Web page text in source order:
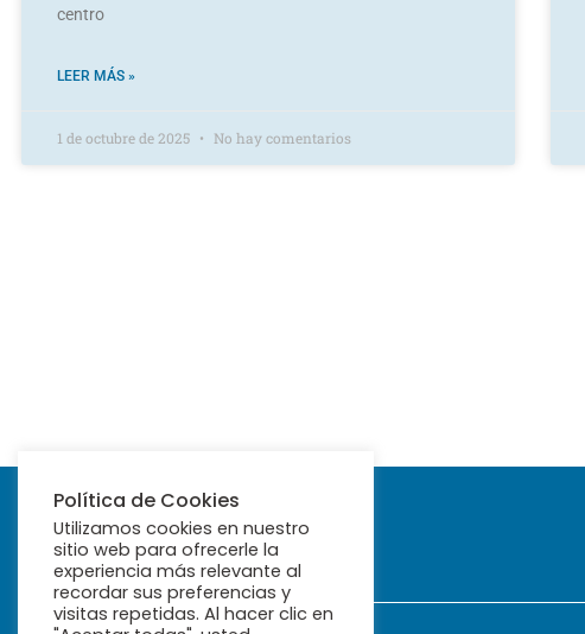
centro
LEER MÁS »
1 de octubre de 2025 No hay comentarios
Política de Cookies
Utilizamos cookies en nuestro
sitio web para ofrecerle la
experiencia más relevante al
recordar sus preferencias y
visitas repetidas. Al hacer clic en